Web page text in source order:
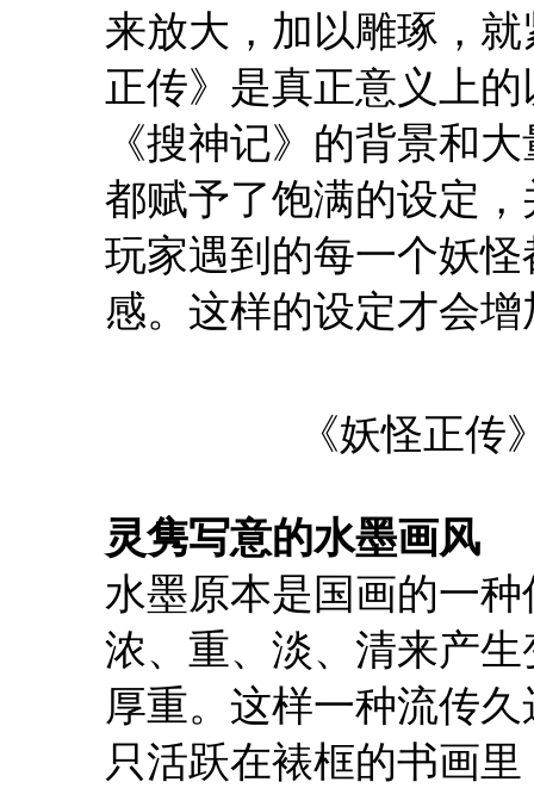
来放大，加以雕琢，
正传》是真正意义上
《搜神记》的背景和
都赋予了饱满的设定
玩家遇到的每一个妖
感。这样的设定才会
《妖怪正
灵隽写意的水墨画风
水墨原本是国画的一
浓、重、淡、清来产
厚重。这样一种流传
只活跃在裱框的书画